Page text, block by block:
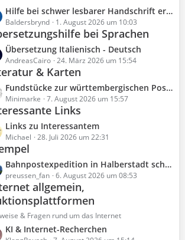
Hilfe bei schwer lesbarer Handschrift erbeten
Baldersbrynd 1. August 2026 um 10:03
bei Sprachen
Übersetzung Italienisch - Deutsch
AndreasCairo 24. März 2026 um 15:54
& Karten
Fundstücke zur württembergischen Postgeschichte
Minimarke 7. August 2026 um 15:57
Links
Links zu Interessantem
Michael 28. Juli 2026 um 22:31
Bahnpostexpedition in Halberstadt schon 1842?
preussen_fan 6. August 2026 um 08:53
allgemein,
& Fragen rund um das Internet
KI & Internet-Recherchen